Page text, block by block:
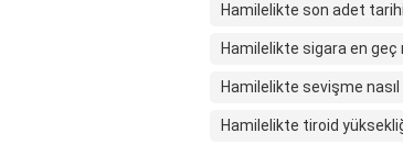
Hamilelikte son adet
Hamilelikte sigara en geç
Hamilelikte sevişme nasıl
Hamilelikte tiroid